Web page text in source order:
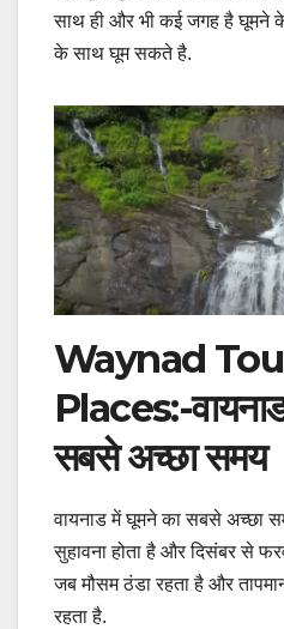
साथ ही और भी कई जगह है घूमने
के साथ घूम सकते है.
Waynad
Places:-
सबसे अच्छा समय
वायनाड में घूमने का सबसे अच्छा
सुहावना होता है और दिसंबर से
जब मौसम ठंडा रहता है और
रहता है.